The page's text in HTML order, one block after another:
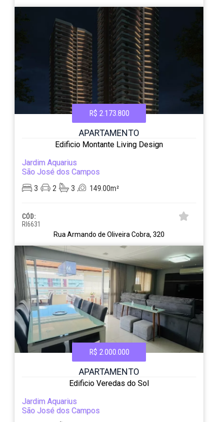
R$ 2.173.800
APARTAMENTO
Edificio Montante Living Design
Jardim Aquarius
São José dos Campos
3
2 3 149.00m²
CÓD:
RI6631
Rua Armando de Oliveira Cobra, 320
R$ 2.000.000
APARTAMENTO
Edificio Veredas do Sol
Jardim Aquarius
São José dos Campos